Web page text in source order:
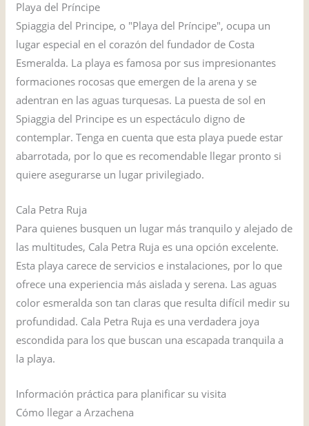
Playa del Príncipe
Spiaggia del Principe, o "Playa del Príncipe", ocupa un
lugar especial en el corazón del fundador de Costa
Esmeralda. La playa es famosa por sus impresionantes
formaciones rocosas que emergen de la arena y se
adentran en las aguas turquesas. La puesta de sol en
Spiaggia del Principe es un espectáculo digno de
contemplar. Tenga en cuenta que esta playa puede estar
abarrotada, por lo que es recomendable llegar pronto si
quiere asegurarse un lugar privilegiado.
Cala Petra Ruja
Para quienes busquen un lugar más tranquilo y alejado de
las multitudes, Cala Petra Ruja es una opción excelente.
Esta playa carece de servicios e instalaciones, por lo que
ofrece una experiencia más aislada y serena. Las aguas
color esmeralda son tan claras que resulta difícil medir su
profundidad. Cala Petra Ruja es una verdadera joya
escondida para los que buscan una escapada tranquila a
la playa.
Información práctica para planificar su visita
Cómo llegar a Arzachena